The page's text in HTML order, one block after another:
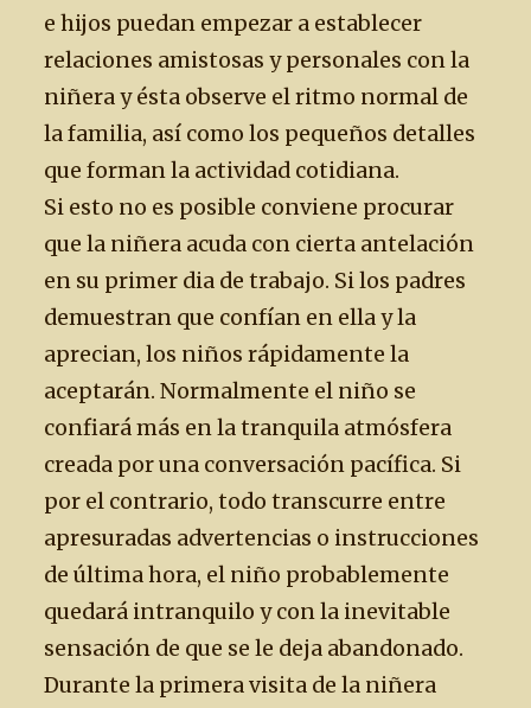
e hijos puedan empezar a establecer
relaciones amistosas y personales con la
niñera y ésta observe el ritmo normal de
la familia, así como los pequeños detalles
que forman la actividad cotidiana.
Si esto no es posible conviene procurar
que la niñera acuda con cierta antelación
en su primer dia de trabajo. Si los padres
demuestran que confían en ella y la
aprecian, los niños rápidamente la
aceptarán. Normalmente el niño se
confiará más en la tranquila atmósfera
creada por una conversación pacífica. Si
por el contrario, todo transcurre entre
apresuradas advertencias o instrucciones
de última hora, el niño probablemente
quedará intranquilo y con la inevitable
sensación de que se le deja abandonado.
Durante la primera visita de la niñera